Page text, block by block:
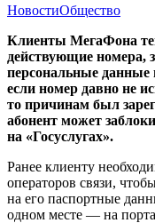
НовостиОбщество
Клиенты МегаФона
действующие номера,
персональные данные
если номер давно не
то причинам был
абонент может
на «Госуслугах».
Ранее клиенту
операторов связи,
на его паспортные
одном месте — на